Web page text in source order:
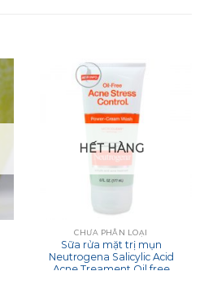
HẾT HÀNG
CHƯA PHÂN LOẠI
Sữa rửa mặt trị mụn
Neutrogena Salicylic Acid
Acne Treament Oil free